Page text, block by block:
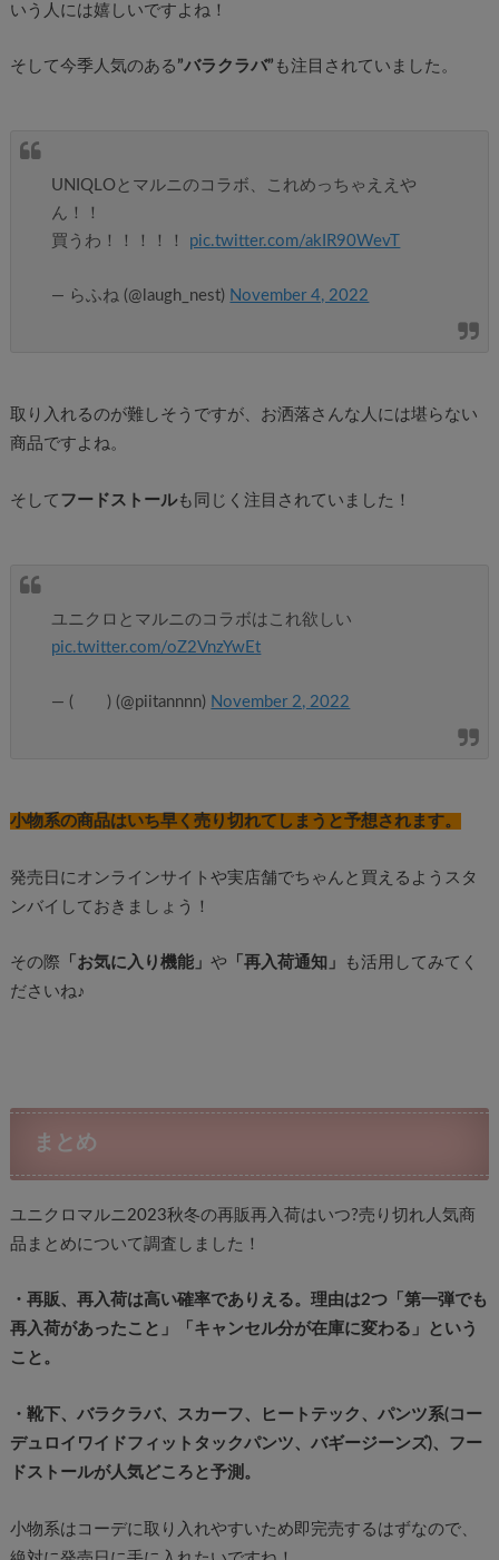
いう人には嬉しいですよね！
そして今季人気のある ”バラクラバ” も注目されていました。
UNIQLOとマルニのコラボ、これめっちゃええや
ん！！
買うわ！！！！！ pic.twitter.com/akIR90WevT
— らふね (@laugh_nest) November 4, 2022
取り入れるのが難しそうですが、お洒落さんな人には堪らない
商品ですよね。
そして フードストールも同じく注目されていました！
ユニクロとマルニのコラボはこれ欲しい
pic.twitter.com/oZ2VnzYwEt
— ( ) (@piitannnn) November 2, 2022
小物系の商品はいち早く売り切れてしまうと予想されます。
発売日にオンラインサイトや実店舗でちゃんと買えるようスタ
ンバイしておきましょう！
その際 「お気に入り機能」 や 「再入荷通知」
も活用してみてく
ださいね♪
まとめ
ユニクロマルニ2023秋冬の再販再入荷はいつ?売り切れ人気商
品まとめについて調査しました！
・再販、再入荷は高い確率でありえる。理由は2つ「第一弾でも
再入荷があったこと」「キャンセル分が在庫に変わる」という
こと。
・靴下、バラクラバ、スカーフ、ヒートテック、パンツ系(コー
デュロイワイドフィットタックパンツ、バギージーンズ)、フー
ドストールが人気どころと予測。
小物系はコーデに取り入れやすいため即完売するはずなので、